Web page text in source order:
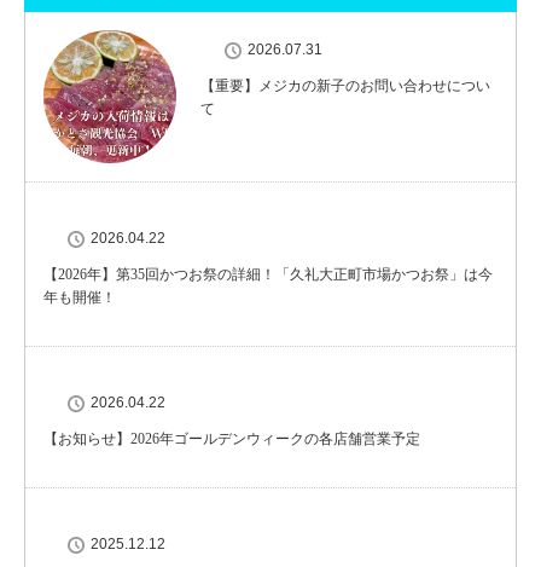
2026.07.31
【重要】メジカの新子のお問い合わせについ
て
2026.04.22
【2026年】第35回かつお祭の詳細！「久礼大正町市場かつお祭」は今
年も開催！
2026.04.22
【お知らせ】2026年ゴールデンウィークの各店舗営業予定
2025.12.12